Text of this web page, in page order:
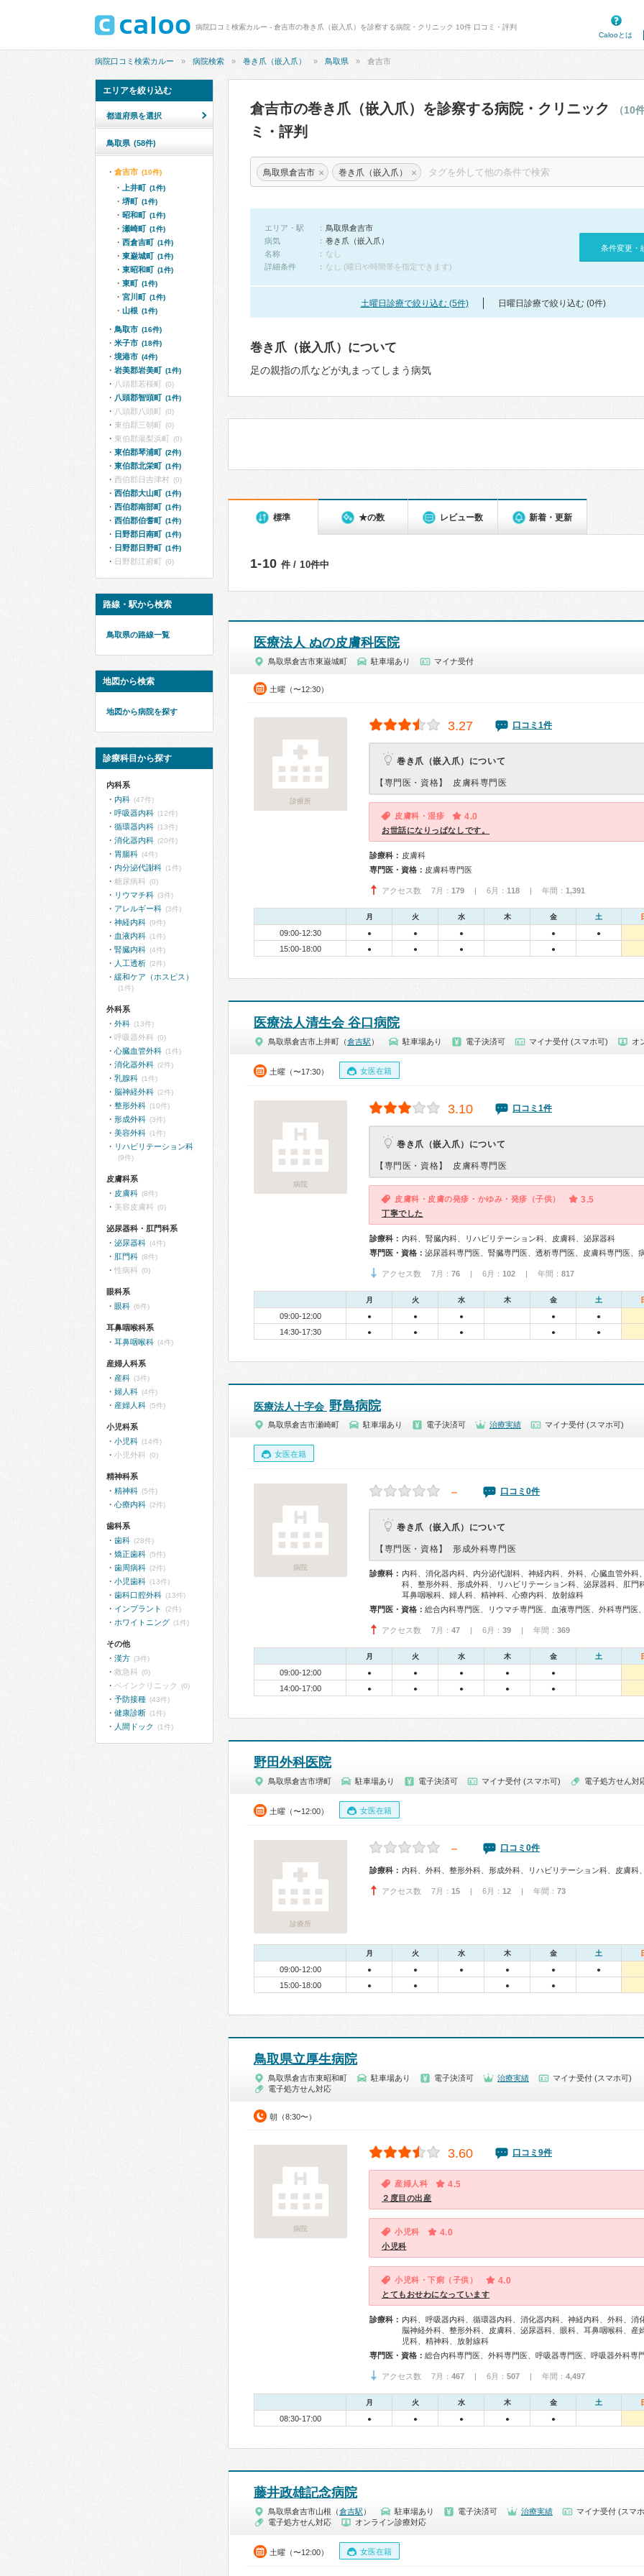
病院口コミ検索カルー - 倉吉市の巻き爪（嵌入爪）を診察する病院・クリニック 10件 口コミ・評判
Calooとは
病院口コミ検索カルー 病院検索 巻き爪（嵌入爪） 鳥取県 倉吉市
倉吉市の巻き爪（嵌入爪）を診察する病院・クリニック （10
ミ・評判
鳥取県倉吉市 × 巻き爪（嵌入爪） ×
エリア・駅
鳥取県倉吉市
病気
巻き爪（嵌入爪）
名称
なし
詳細条件
なし (曜日や時間帯を指定できます)
条件変更・
土曜日診療で絞り込む (5件) 日曜日診療で絞り込む (0件)
巻き爪（嵌入爪）について
足の親指の爪などが丸まってしまう病気
標準 ★の数 レビュー数 新着・更新
1-10 件 / 10件中
医療法人 ぬの皮膚科医院
鳥取県倉吉市東巌城町 駐車場あり マイナ受付
土曜（〜12:30）
診療所
3.27 口コミ1件
巻き爪（嵌入爪）について
【専門医・資格】 皮膚科専門医
皮膚科・湿疹 4.0
お世話になりっぱなしです。
診療科： 皮膚科
専門医・資格： 皮膚科専門医
アクセス数 7月： 179 | 6月： 118 | 年間： 1,391
月 火 水 木 金 土
09:00-12:30 ● ● ● ● ●
15:00-18:00 ● ● ● ●
医療法人清生会 谷口病院
鳥取県倉吉市上井町（倉吉駅 ） 駐車場あり 電子決済可 マイナ受付 (スマホ可) オ
土曜（〜17:30） 女医在籍
病院
3.10 口コミ1件
巻き爪（嵌入爪）について
【専門医・資格】 皮膚科専門医
皮膚科・皮膚の発疹・かゆみ・発疹（子供） 3.5
丁寧でした
診療科： 内科、腎臓内科、リハビリテーション科、皮膚科、泌尿器科
専門医・資格： 泌尿器科専門医、腎臓専門医、透析専門医、皮膚科専門医、
アクセス数 7月： 76 | 6月： 102 | 年間： 817
月 火 水 木 金 土
09:00-12:00 ● ● ● ● ●
14:30-17:30 ● ● ● ● ●
医療法人十字会 野島病院
鳥取県倉吉市瀬崎町 駐車場あり 電子決済可 治療実績 マイナ受付 (スマホ可)
女医在籍
病院
－ 口コミ0件
巻き爪（嵌入爪）について
【専門医・資格】 形成外科専門医
診療科： 内科、消化器内科、内分泌代謝科、神経内科、外科、心臓血管外科
科、整形外科、形成外科、リハビリテーション科、泌尿器科、肛門
耳鼻咽喉科、婦人科、精神科、心療内科、放射線科
専門医・資格：
アクセス数 7月： 47 | 6月： 39 | 年間： 369
月 火 水 木 金 土
09:00-12:00 ● ● ● ● ●
14:00-17:00 ● ● ● ● ●
野田外科医院
鳥取県倉吉市堺町 駐車場あり 電子決済可 マイナ受付 (スマホ可) 電子処方せん対
土曜（〜12:00） 女医在籍
診療所
－ 口コミ0件
診療科： 内科、外科、整形外科、形成外科、リハビリテーション科、皮膚科
アクセス数 7月： 15 | 6月： 12 | 年間： 73
月 火 水 木 金 土
09:00-12:00 ● ● ● ● ● ●
15:00-18:00 ● ● ● ●
鳥取県立厚生病院
鳥取県倉吉市東昭和町 駐車場あり 電子決済可 治療実績
マイナ受付 (スマホ可)
電子処方せん対応
朝（8:30〜）
病院
3.60 口コミ9件
産婦人科 4.5
２度目の出産
小児科 4.0
小児科
小児科・下痢（子供） 4.0
とてもおせわになっています
診療科： 内科、呼吸器内科、循環器内科、消化器内科、神経内科、外科、消
脳神経外科、整形外科、皮膚科、泌尿器科、眼科、耳鼻咽喉科、産
児科、精神科、放射線科
専門医・資格：
アクセス数 7月： 467 | 6月： 507 | 年間： 4,497
月 火 水 木 金 土
08:30-17:00 ● ● ● ● ●
藤井政雄記念病院
鳥取県倉吉市山根（倉吉駅 ） 駐車場あり 電子決済可 治療実績
マイナ受付 (スマ
電子処方せん対応
オンライン診療対応
土曜（〜12:00） 女医在籍
エリアを絞り込む
都道府県を選択
鳥取県 (58件)
倉吉市 (10件)
上井町 (1件)
堺町 (1件)
昭和町 (1件)
瀬崎町 (1件)
西倉吉町 (1件)
東巌城町 (1件)
東昭和町 (1件)
東町 (1件)
宮川町 (1件)
山根 (1件)
鳥取市 (16件)
米子市 (18件)
境港市 (4件)
岩美郡岩美町 (1件)
八頭郡若桜町 (0)
八頭郡智頭町 (1件)
八頭郡八頭町 (0)
東伯郡三朝町 (0)
東伯郡湯梨浜町 (0)
東伯郡琴浦町 (2件)
東伯郡北栄町 (1件)
西伯郡日吉津村 (0)
西伯郡大山町 (1件)
西伯郡南部町 (1件)
西伯郡伯耆町 (1件)
日野郡日南町 (1件)
日野郡日野町 (1件)
日野郡江府町 (0)
路線・駅から検索
鳥取県の路線一覧
地図から検索
地図から病院を探す
診療科目から探す
内科系
内科 (47件)
呼吸器内科 (12件)
循環器内科 (13件)
消化器内科 (20件)
胃腸科 (4件)
内分泌代謝科 (1件)
糖尿病科 (0)
リウマチ科 (3件)
アレルギー科 (3件)
神経内科 (9件)
血液内科 (1件)
腎臓内科 (4件)
人工透析 (2件)
緩和ケア（ホスピス）
(1件)
外科系
外科 (13件)
呼吸器外科 (0)
心臓血管外科 (1件)
消化器外科 (2件)
乳腺科 (1件)
脳神経外科 (2件)
整形外科 (10件)
形成外科 (3件)
美容外科 (1件)
リハビリテーション科
(9件)
皮膚科系
皮膚科 (8件)
美容皮膚科 (0)
泌尿器科・肛門科系
泌尿器科 (4件)
肛門科 (8件)
性病科 (0)
眼科系
眼科 (6件)
耳鼻咽喉科系
耳鼻咽喉科 (4件)
産婦人科系
産科 (3件)
婦人科 (4件)
産婦人科 (5件)
小児科系
小児科 (14件)
小児外科 (0)
精神科系
精神科 (5件)
心療内科 (2件)
歯科系
歯科 (28件)
矯正歯科 (5件)
歯周病科 (2件)
小児歯科 (13件)
歯科口腔外科 (13件)
インプラント (2件)
ホワイトニング (1件)
その他
漢方 (3件)
救急科 (0)
ペインクリニック (0)
予防接種 (43件)
健康診断 (1件)
人間ドック (1件)